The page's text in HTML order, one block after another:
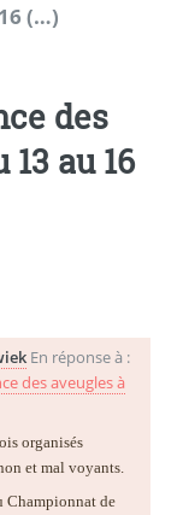
(…)
des
au 16
En réponse à :
des aveugles à
organisés
et mal voyants.
Championnat de